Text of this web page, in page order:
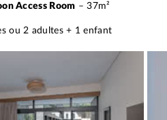
Access Room – 37m²
ou 2 adultes + 1 enfant